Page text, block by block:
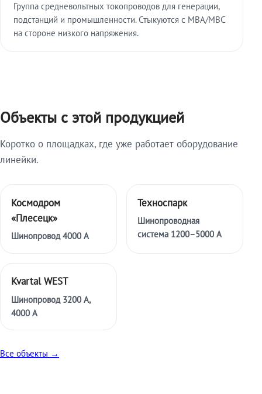
Группа средневольтных токопроводов для генерации,
подстанций и промышленности. Стыкуются с МВА/МВС
на стороне низкого напряжения.
Объекты с этой продукцией
Коротко о площадках, где уже работает оборудование
линейки.
Космодром
«Плесецк»
Шинопровод 4000 А
Техноспарк
Шинопроводная
система 1200–5000 А
Kvartal WEST
Шинопровод 3200 А,
4000 А
Все объекты →